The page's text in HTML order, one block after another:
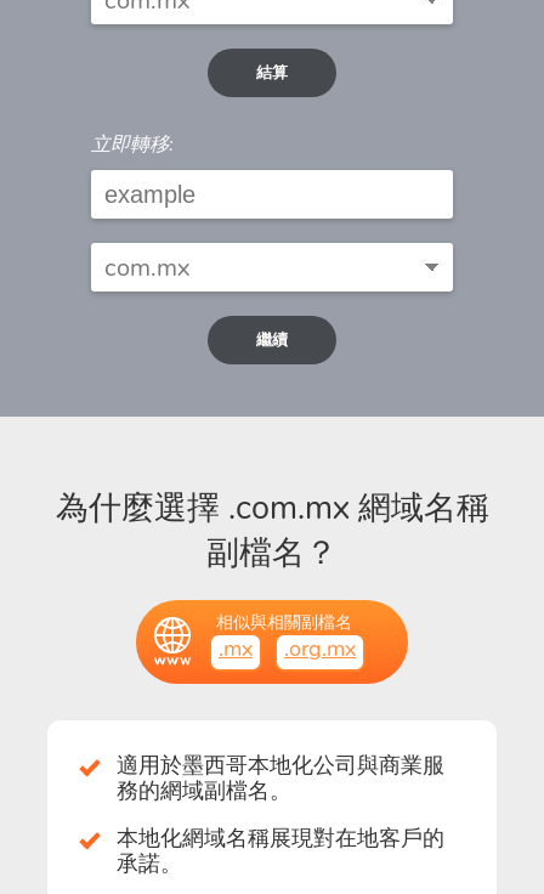
結算
立即轉移:
繼續
為什麼選擇 .com.mx 網域名稱
副檔名？
相似與相關副檔名
.mx .org.mx
適用於墨西哥本地化公司與商業服
務的網域副檔名。
本地化網域名稱展現對在地客戶的
承諾。